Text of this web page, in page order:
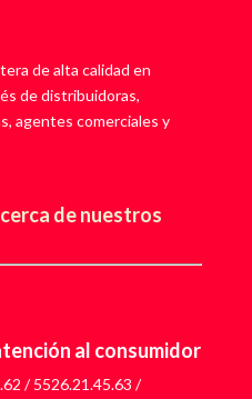
de alta calidad en
de distribuidoras,
agentes comerciales y
de nuestros
al consumidor
/5526.21.45.63 /